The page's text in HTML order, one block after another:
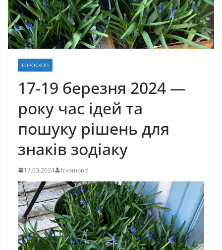
ГОРОСКОП
17-19 березня 2024 —
року час ідей та
пошуку рішень для
знаків зодіаку
17.03.2024 fcvomond